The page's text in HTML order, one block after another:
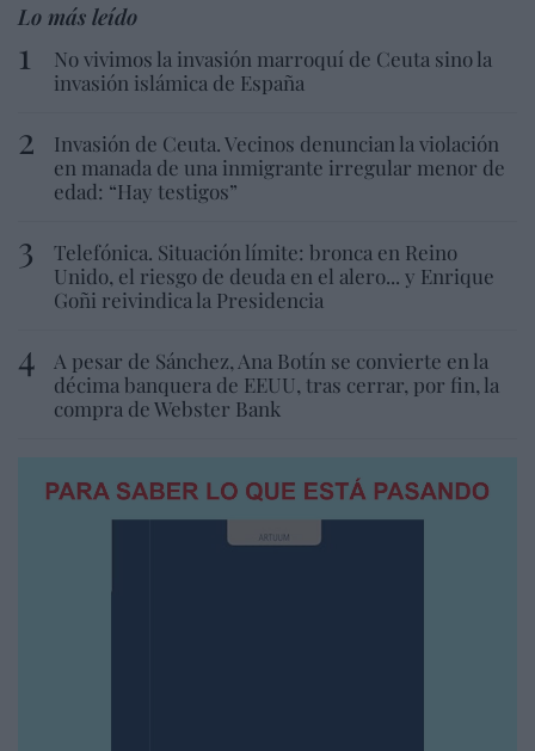
Lo más leído
No vivimos la invasión marroquí de Ceuta sino la
invasión islámica de España
Invasión de Ceuta. Vecinos denuncian la violación
en manada de una inmigrante irregular menor de
edad: “Hay testigos”
Telefónica. Situación límite: bronca en Reino
Unido, el riesgo de deuda en el alero... y Enrique
Goñi reivindica la Presidencia
A pesar de Sánchez, Ana Botín se convierte en la
décima banquera de EEUU, tras cerrar, por fin, la
compra de Webster Bank